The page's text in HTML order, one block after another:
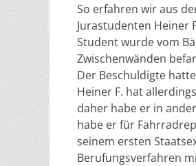
So erfahren wir aus
Jurastudenten Heiner
Student wurde vom
Zwischenwänden
Der Beschuldigte
Heiner F. hat
daher habe er in
habe er für
seinem ersten
Berufungsverfahren